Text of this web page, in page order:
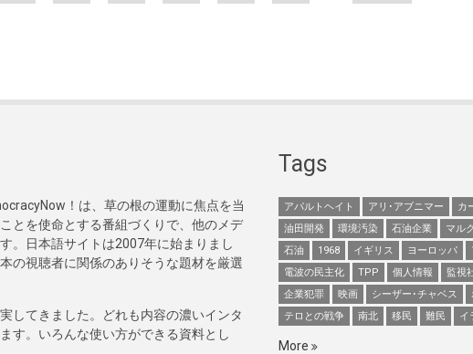
！は、草の根の運動に焦点を当
とを使命とする番組づくりで、他のメデ
。日本語サイトは2007年に始まりまし
の視聴者に関係のありそうな題材を厳選
してきました。どれも内容の濃いインタ
す。いろんな使い方ができる資料とし
Tags
アパルトヘイト アリ･アブニマー カ
油田開発
環境汚染 石油企業 マル
石油
1968 イギリス ヨーロッパ
電波の民主化
TPP 個人情報 監視
企業犯罪
映画 シーザー･チャベス
テロとの戦争
南北 移民 難民 イ
More